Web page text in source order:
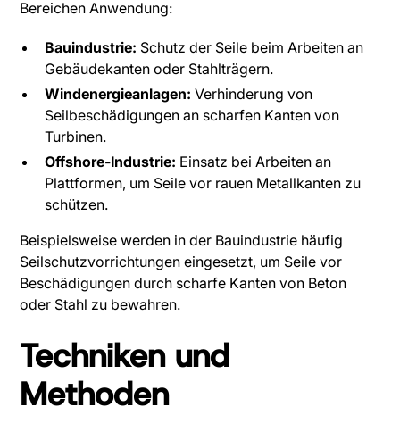
Bereichen Anwendung:
Bauindustrie: Schutz der Seile beim Arbeiten an
Gebäudekanten oder Stahlträgern.
Windenergieanlagen: Verhinderung von
Seilbeschädigungen an scharfen Kanten von
Turbinen.
Offshore-Industrie: Einsatz bei Arbeiten an
Plattformen, um Seile vor rauen Metallkanten zu
schützen.
Beispielsweise werden in der Bauindustrie häufig
Seilschutzvorrichtungen eingesetzt, um Seile vor
Beschädigungen durch scharfe Kanten von Beton
oder Stahl zu bewahren.
Techniken und
Methoden